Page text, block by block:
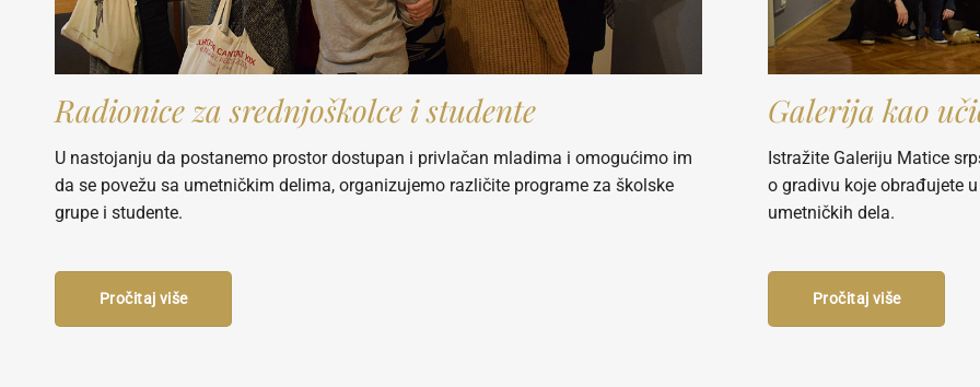
Radionice za srednjoškolce i studente
U nastojanju da postanemo prostor dostupan i privlačan mladima i omogućimo im
da se povežu sa umetničkim delima, organizujemo različite programe za školske
grupe i studente.
Pročitaj više
Galerija kao
Istražite Galeriju Matice
o gradivu koje obrađujete
umetničkih dela.
Pročitaj više